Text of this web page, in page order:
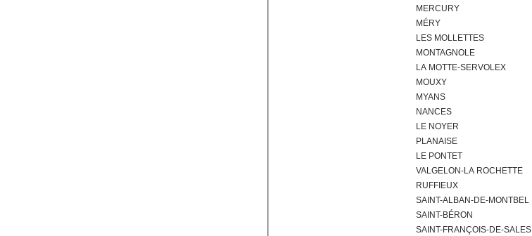
MERCURY
MÉRY
LES MOLLETTES
MONTAGNOLE
LA MOTTE-SERVOLEX
MOUXY
MYANS
NANCES
LE NOYER
PLANAISE
LE PONTET
VALGELON-LA ROCHETTE
RUFFIEUX
SAINT-ALBAN-DE-MONTBEL
SAINT-BÉRON
SAINT-FRANÇOIS-DE-SALES